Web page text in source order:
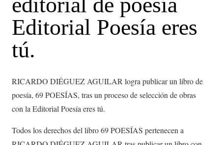
Editorial Poesía eres
tú.
RICARDO DIÉGUEZ AGUILAR logra publicar un libro de
poesía, 69 POESÍAS, tras un proceso de selección de obras
con la Editorial Poesía eres tú.
Todos los derechos del libro 69 POESÍAS pertenecen a